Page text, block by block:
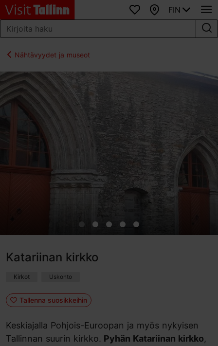
SuosikitKartta
FIN
Nähtävyydet ja museot
Katariinan kirkko
Kirkot Uskonto
Tallenna suosikkeihin
Keskiajalla Pohjois-Euroopan ja myös nykyisen
Tallinnan suurin kirkko. Pyhän Katariinan kirkko,